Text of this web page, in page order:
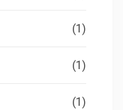
(1)
(1)
(1)